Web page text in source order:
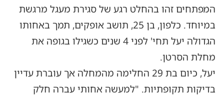
המפתחים זהו בהחלט רגע של סגירת מעגל מרגשת
במיוחד. כלפון, בן 25, תושב אופקים, תמך באחותו
הגדולה יעל תחי' לפני 4 שנים כשגילו בגופה את
מחלת הסרטן.
יעל, כיום בת 29 החלימה מהמחלה אך עוברת עדיין
בדיקות תקופתיות. "למעשה אחותי עברה חלק